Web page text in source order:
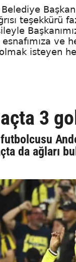
teşekkürü
ve
isteyen
3 gol
da ağları